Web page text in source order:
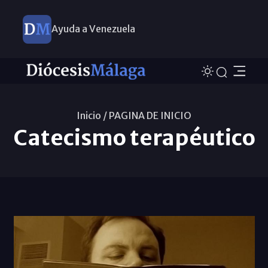
Ayuda a Venezuela
Inicio / PAGINA DE INICIO
Catecismo terapéutico